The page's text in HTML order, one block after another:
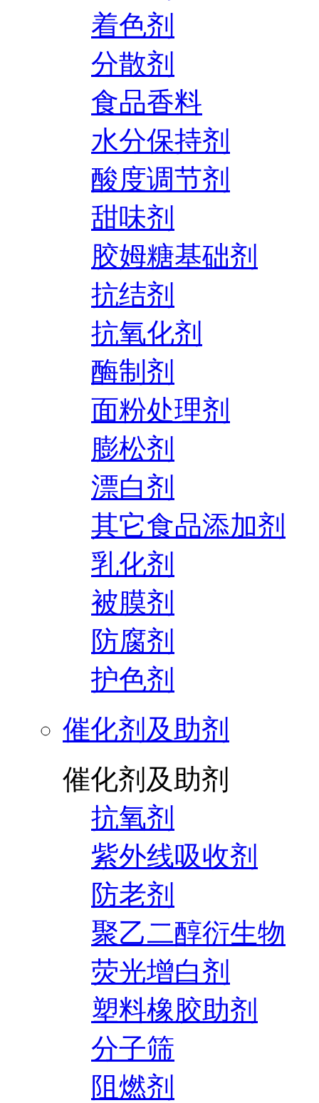
着色剂
分散剂
食品香料
水分保持剂
酸度调节剂
甜味剂
胶姆糖基础剂
抗结剂
抗氧化剂
酶制剂
面粉处理剂
膨松剂
漂白剂
其它食品添加剂
乳化剂
被膜剂
防腐剂
护色剂
催化剂及助剂
催化剂及助剂
抗氧剂
紫外线吸收剂
防老剂
聚乙二醇衍生物
荧光增白剂
塑料橡胶助剂
分子筛
阻燃剂